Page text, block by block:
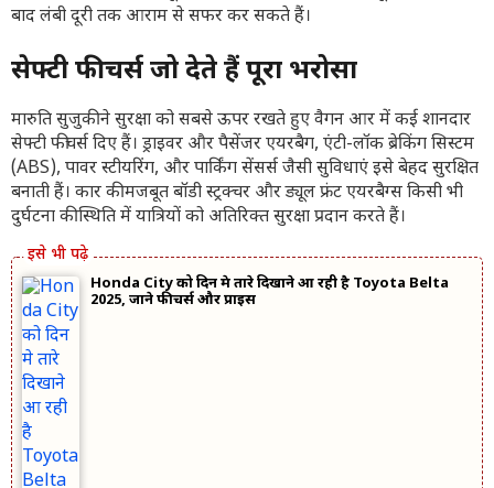
बाद लंबी दूरी तक आराम से सफर कर सकते हैं।
सेफ्टी फीचर्स जो देते हैं पूरा भरोसा
मारुति सुजुकी ने सुरक्षा को सबसे ऊपर रखते हुए वैगन आर में कई शानदार
सेफ्टी फीचर्स दिए हैं। ड्राइवर और पैसेंजर एयरबैग, एंटी-लॉक ब्रेकिंग सिस्टम
(ABS), पावर स्टीयरिंग, और पार्किंग सेंसर्स जैसी सुविधाएं इसे बेहद सुरक्षित
बनाती हैं। कार की मजबूत बॉडी स्ट्रक्चर और ड्यूल फ्रंट एयरबैग्स किसी भी
दुर्घटना की स्थिति में यात्रियों को अतिरिक्त सुरक्षा प्रदान करते हैं।
Honda City को दिन मे तारे दिखाने आ रही है Toyota Belta
2025, जाने फीचर्स और प्राइस